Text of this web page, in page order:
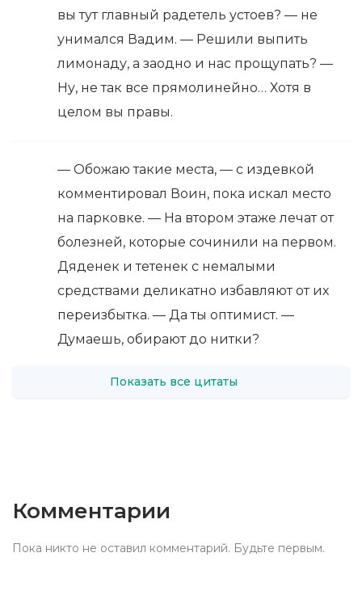
вы тут главный радетель устоев? — не
унимался Вадим. — Решили выпить
лимонаду, а заодно и нас прощупать? —
Ну, не так все прямолинейно… Хотя в
целом вы правы.
— Обожаю такие места, — с издевкой
комментировал Воин, пока искал место
на парковке. — На втором этаже лечат от
болезней, которые сочинили на первом.
Дяденек и тетенек с немалыми
средствами деликатно избавляют от их
переизбытка. — Да ты оптимист. —
Думаешь, обирают до нитки?
Показать все цитаты
Комментарии
Пока никто не оставил комментарий. Будьте первым.